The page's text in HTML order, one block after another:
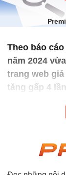
Theo báo
năm 2024
trang web
tăng gấp 4